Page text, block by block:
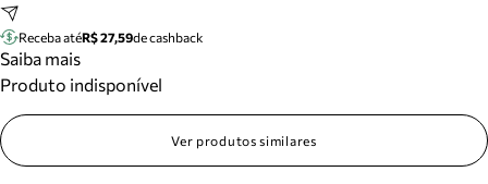
Tire dúvidas sobre pedidos, devoluções e mais.
Meus pedidos
Acompanhe seus pedidos e solicite devoluções.
Receba atéR$ 27,59de cashback
Saiba mais
Produto indisponível
Ver produtos similares